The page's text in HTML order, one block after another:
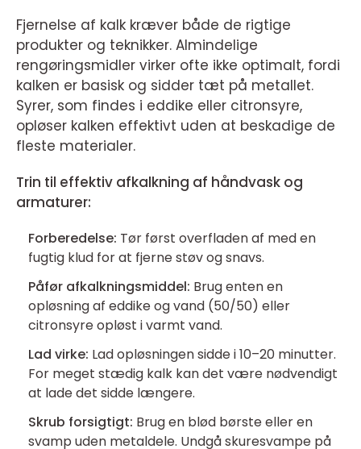
Fjernelse af kalk kræver både de rigtige
produkter og teknikker. Almindelige
rengøringsmidler virker ofte ikke optimalt, fordi
kalken er basisk og sidder tæt på metallet.
Syrer, som findes i eddike eller citronsyre,
opløser kalken effektivt uden at beskadige de
fleste materialer.
Trin til effektiv afkalkning af håndvask og
armaturer:
Forberedelse: Tør først overfladen af med en
fugtig klud for at fjerne støv og snavs.
Påfør afkalkningsmiddel: Brug enten en
opløsning af eddike og vand (50/50) eller
citronsyre opløst i varmt vand.
Lad virke: Lad opløsningen sidde i 10–20 minutter.
For meget stædig kalk kan det være nødvendigt
at lade det sidde længere.
Skrub forsigtigt: Brug en blød børste eller en
svamp uden metaldele. Undgå skuresvampe på